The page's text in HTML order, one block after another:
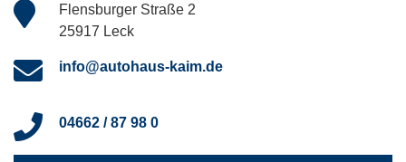
Flensburger Straße 2
25917 Leck
info@autohaus-kaim.de
04662 / 87 98 0